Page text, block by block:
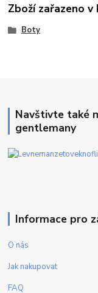
Zboží zařazeno
Boty
Navštivte také
gentlemany
Informace pro
O nás
Jak nakupovat
FAQ